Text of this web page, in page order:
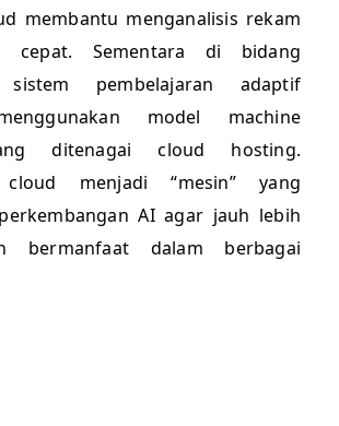
membantu menganalisis rekam
cepat. Sementara di bidang
sistem pembelajaran adaptif
model machine
ditenagai cloud hosting.
cloud menjadi “mesin” yang
AI agar jauh lebih
bermanfaat dalam berbagai